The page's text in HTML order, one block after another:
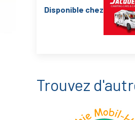
Disponible chez
Trouvez